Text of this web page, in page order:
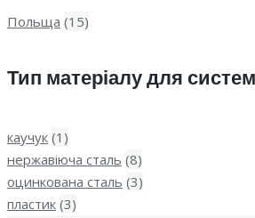
Польща (15)
Тип матеріалу для
каучук (1)
нержавіюча сталь (8)
оцинкована сталь (3)
пластик (3)